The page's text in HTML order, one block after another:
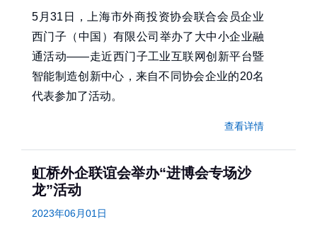
5月31日，上海市外商投资协会联合会员企业
西门子（中国）有限公司举办了大中小企业融
通活动——走近西门子工业互联网创新平台暨
智能制造创新中心，来自不同协会企业的20名
代表参加了活动。
查看详情
虹桥外企联谊会举办“进博会专场沙
龙”活动
2023年06月01日